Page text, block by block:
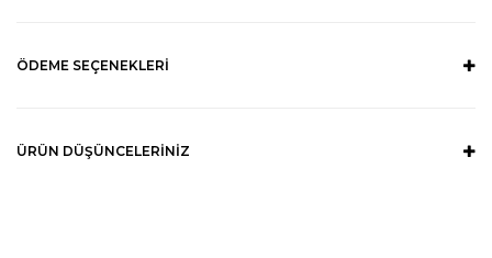
ÖDEME SEÇENEKLERI
ÜRÜN DÜŞÜNCELERINIZ